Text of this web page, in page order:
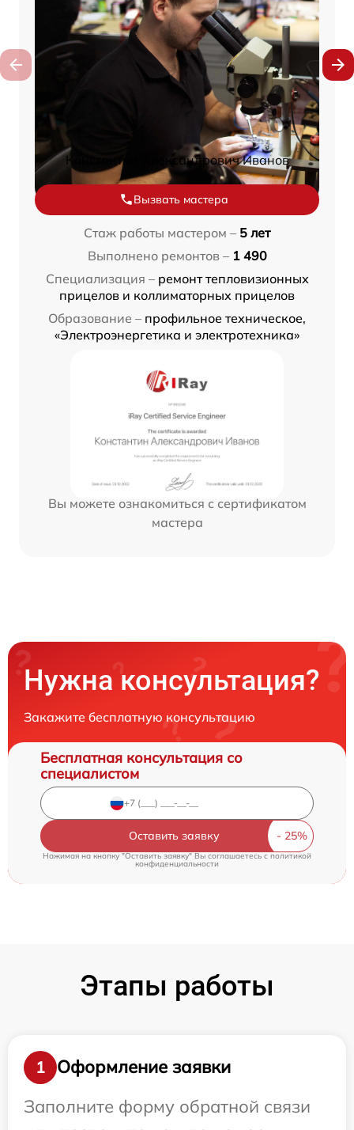
Константин Александрович Иванов
Вызвать мастера
Стаж работы мастером – 5 лет
Выполнено ремонтов – 1 490
Специализация – ремонт тепловизионных
прицелов и коллиматорных прицелов
Образование – профильное техническое,
«Электроэнергетика и электротехника»
Вы можете ознакомиться с сертификатом
мастера
Нужна консультация?
Закажите бесплатную консультацию
Бесплатная консультация со
специалистом
Оставить заявку
Нажимая на кнопку "Оставить заявку" Вы соглашаетесь cполитикой
конфиденциальности
Этапы работы
1
Оформление заявки
Заполните форму обратной связи